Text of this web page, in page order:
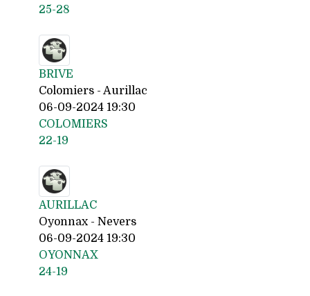
25-28
BRIVE
Colomiers - Aurillac
06-09-2024 19:30
COLOMIERS
22-19
AURILLAC
Oyonnax - Nevers
06-09-2024 19:30
OYONNAX
24-19